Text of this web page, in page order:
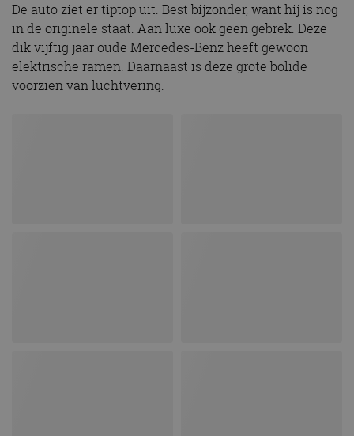
De auto ziet er tiptop uit. Best bijzonder, want hij is nog
in de originele staat. Aan luxe ook geen gebrek. Deze
dik vijftig jaar oude Mercedes-Benz heeft gewoon
elektrische ramen. Daarnaast is deze grote bolide
voorzien van luchtvering.